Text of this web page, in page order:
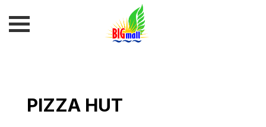
PIZZA HUT